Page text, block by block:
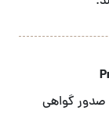
صدور گواهی